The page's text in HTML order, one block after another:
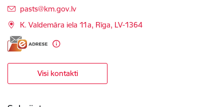
E-pasts:
pasts@km.gov.lv
K. Valdemāra iela 11a, Rīga, LV-1364
Visi kontakti